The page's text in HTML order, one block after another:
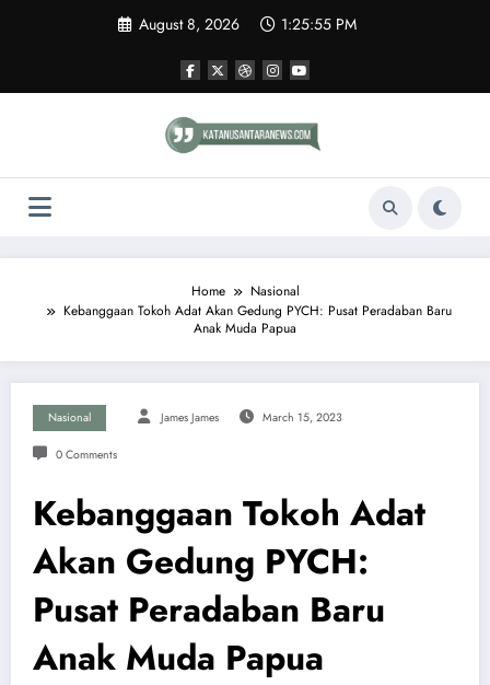
August 8, 2026 1:25:55 PM
Home
Nasional
Kebanggaan Tokoh Adat Akan Gedung PYCH: Pusat Peradaban Baru
Anak Muda Papua
Nasional James James March 15, 2023
0 Comments
Kebanggaan Tokoh Adat
Akan Gedung PYCH:
Pusat Peradaban Baru
Anak Muda Papua